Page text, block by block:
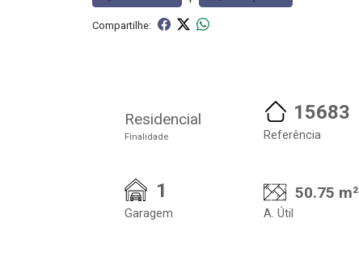
Compartilhe:
Residencial
Finalidade
15683
Referência
1
Garagem
50.75 m²
A. Útil